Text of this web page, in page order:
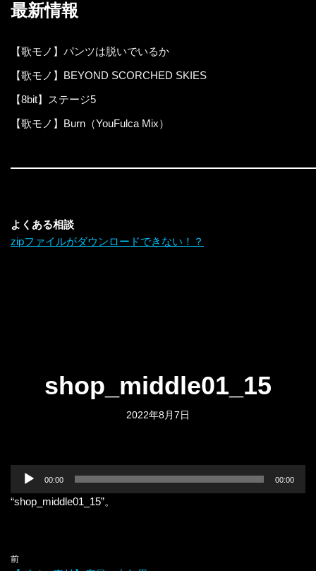
最新情報
【歌モノ】パンツは脱いでいるか
【歌モノ】BEYOND SCORCHED SKIES
【8bit】ステージ5
【歌モノ】Burn（YouFulca Mix）
よくある相談
zipファイルがダウンロードできない！？
shop_middle01_15
2022年8月7日
プ
ヤ
00:00 00:00
“shop_middle01_15”。
前